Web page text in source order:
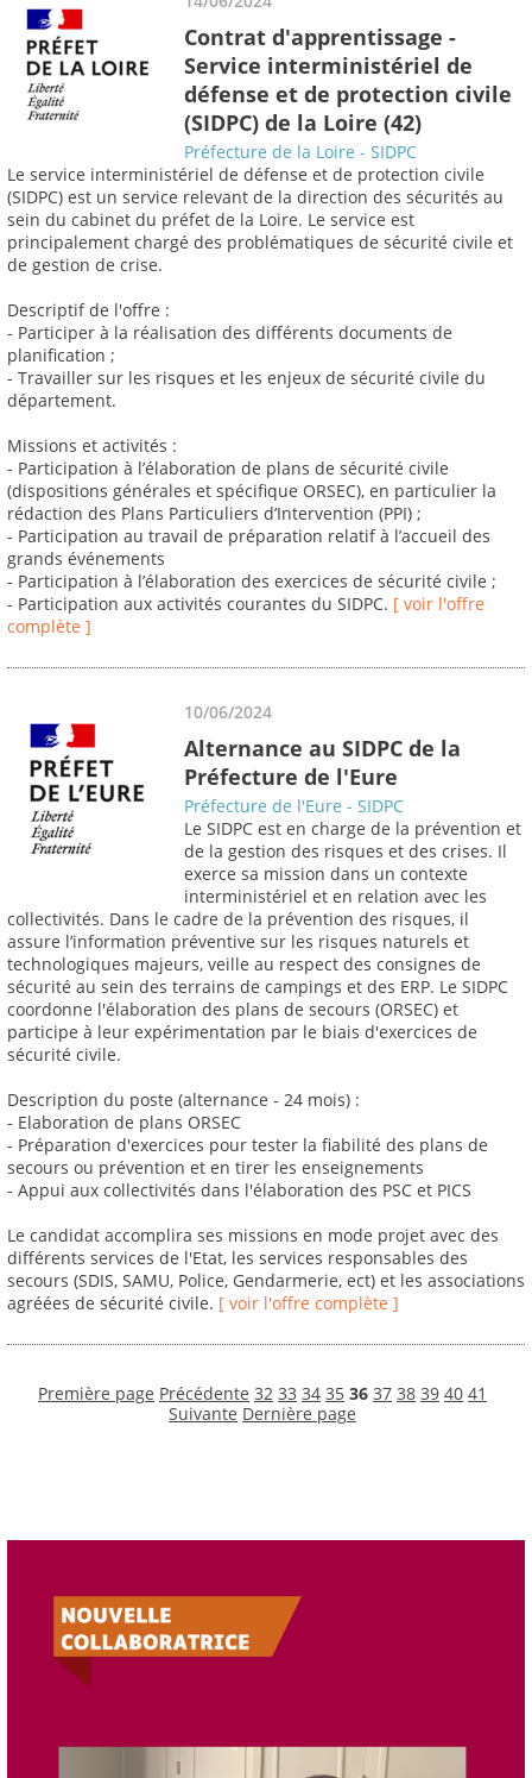
Contrat d'apprentissage -
Service interministériel de
défense et de protection civile
(SIDPC) de la Loire (42)
Préfecture de la Loire - SIDPC
Le service interministériel de défense et de protection civile
(SIDPC) est un service relevant de la direction des sécurités au
sein du cabinet du préfet de la Loire. Le service est
principalement chargé des problématiques de sécurité civile et
de gestion de crise.
Descriptif de l'offre :
- Participer à la réalisation des différents documents de
planification ;
- Travailler sur les risques et les enjeux de sécurité civile du
département.
Missions et activités :
- Participation à l’élaboration de plans de sécurité civile
(dispositions générales et spécifique ORSEC), en particulier la
rédaction des Plans Particuliers d’Intervention (PPI) ;
- Participation au travail de préparation relatif à l’accueil des
grands événements
- Participation à l’élaboration des exercices de sécurité civile ;
- Participation aux activités courantes du SIDPC. [ voir l'offre
complète ]
10/06/2024
Alternance au SIDPC de la
Préfecture de l'Eure
Préfecture de l'Eure - SIDPC
Le SIDPC est en charge de la prévention et
de la gestion des risques et des crises. Il
exerce sa mission dans un contexte
interministériel et en relation avec les
collectivités. Dans le cadre de la prévention des risques, il
assure l’information préventive sur les risques naturels et
technologiques majeurs, veille au respect des consignes de
sécurité au sein des terrains de campings et des ERP. Le SIDPC
coordonne l'élaboration des plans de secours (ORSEC) et
participe à leur expérimentation par le biais d'exercices de
sécurité civile.
Description du poste (alternance - 24 mois) :
- Elaboration de plans ORSEC
- Préparation d'exercices pour tester la fiabilité des plans de
secours ou prévention et en tirer les enseignements
- Appui aux collectivités dans l'élaboration des PSC et PICS
Le candidat accomplira ses missions en mode projet avec des
différents services de l'Etat, les services responsables des
secours (SDIS, SAMU, Police, Gendarmerie, ect) et les associations
agréées de sécurité civile. [ voir l'offre complète ]
Première page Précédente 32 33 34 35 36 37 38 39 40 41
Suivante Dernière page